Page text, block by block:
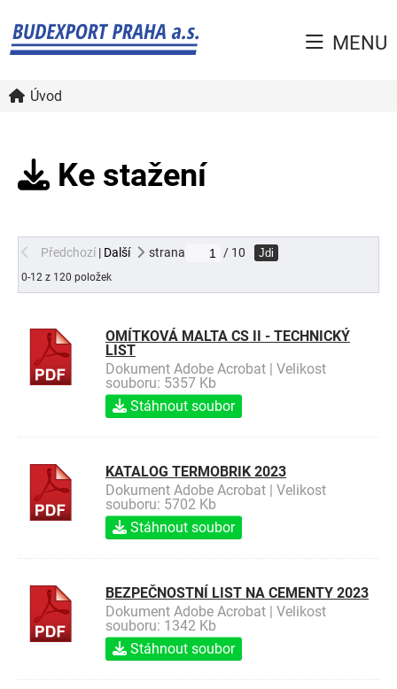
MENU
Úvod
Ke stažení
Předchozí| Další strana / 10
Jdi
0-12 z 120 položek
OMÍTKOVÁ MALTA CS II - TECHNICKÝ
LIST
Dokument Adobe Acrobat | Velikost
souboru: 5357 Kb
Stáhnout soubor
KATALOG TERMOBRIK 2023
Dokument Adobe Acrobat | Velikost
souboru: 5702 Kb
Stáhnout soubor
BEZPEČNOSTNÍ LIST NA CEMENTY 2023
Dokument Adobe Acrobat | Velikost
souboru: 1342 Kb
Stáhnout soubor